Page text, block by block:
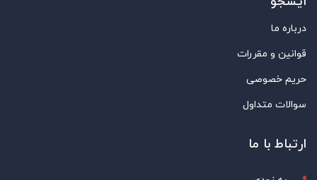
درباره ما
قوانین و مقررات
حریم خصوصی
سوالات متداول
ارتباط با ما